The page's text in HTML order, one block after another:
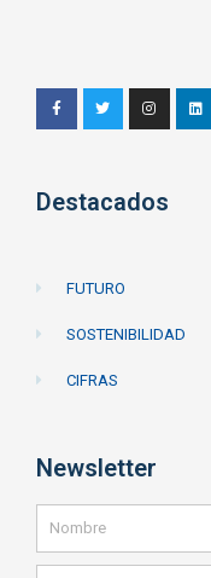
Destacados
FUTURO
SOSTENIBILIDAD
CIFRAS
Newsletter